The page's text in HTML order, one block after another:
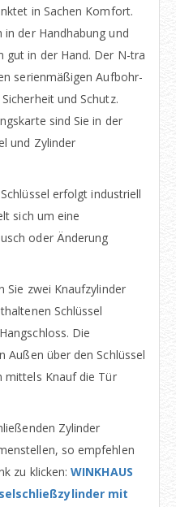
in Sachen Komfort.
in der Handhabung und
gut in der Hand. Der N-tra
serienmäßigen Aufbohr-
und Schutz.
sind Sie in der
und Zylinder
erfolgt industriell
sich um eine
oder Änderung
Sie zwei Knaufzylinder
Schlüssel
Die
Außen über den Schlüssel
mittels Knauf die Tür
Zylinder
so empfehlen
zu klicken:WINKHAUS
mit